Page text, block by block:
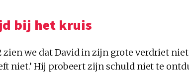
bij het kruis
zien we dat David in zijn grote verdriet
niet.’ Hij probeert zijn schuld niet te